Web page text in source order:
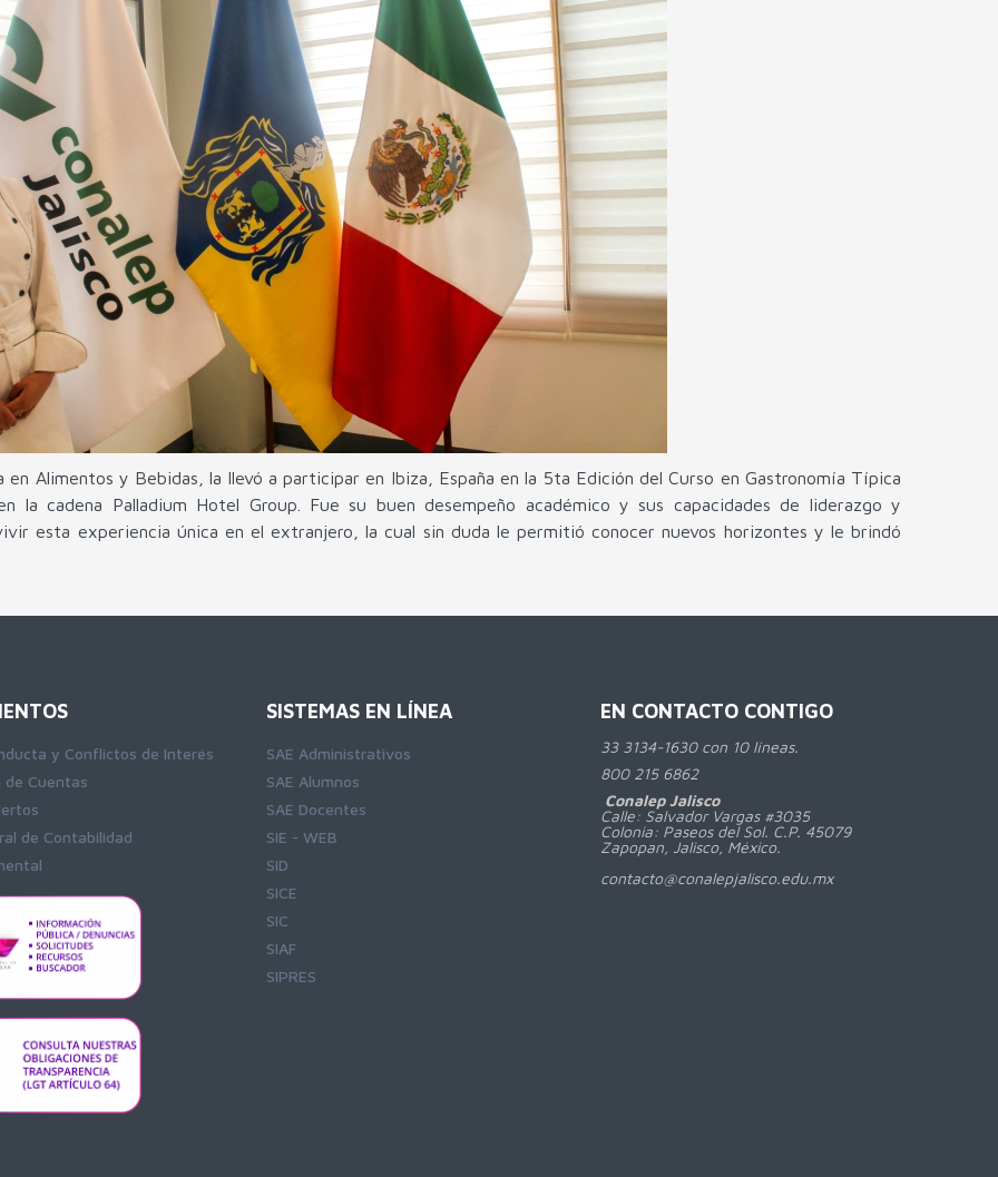
Alimentos y Bebidas, la llevó a participar en Ibiza, España en la 5ta Edición del Curso en Gastronomía Típica
la cadena Palladium Hotel Group. Fue su buen desempeño académico y sus capacidades de liderazgo y
esta experiencia única en el extranjero, la cual sin duda le permitió conocer nuevos horizontes y le brindó
y Conflictos de Interés
de Cuentas
de Contabilidad
SISTEMAS EN LÍNEA
SAE Administrativos
SAE Alumnos
SAE Docentes
SIE - WEB
SID
SICE
SIC
SIAF
SIPRES
EN CONTACTO CONTIGO
33 3134-1630 con 10 líneas.
800215 6862
Conalep Jalisco
Calle: Salvador Vargas #3035
Colonia: Paseos del Sol. C.P. 45079
Zapopan, Jalisco, México.
contacto@conalepjalisco.edu.mx